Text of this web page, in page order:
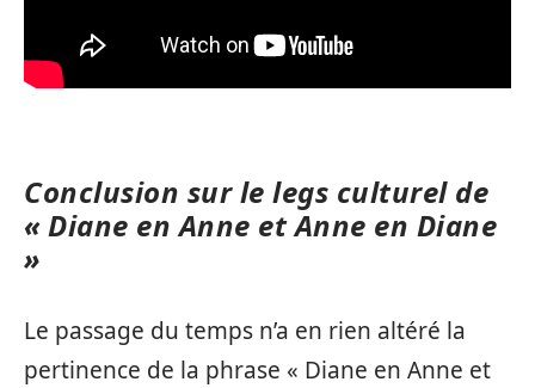
Conclusion sur le legs culturel de
« Diane en Anne et Anne en Diane
»
Le passage du temps n’a en rien altéré la
pertinence de la phrase « Diane en Anne et